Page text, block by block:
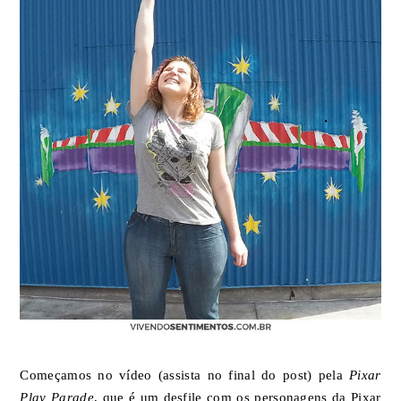
Começamos no vídeo (assista no final do post) pela Pixar
Play Parade, que é um desfile com os personagens da Pixar